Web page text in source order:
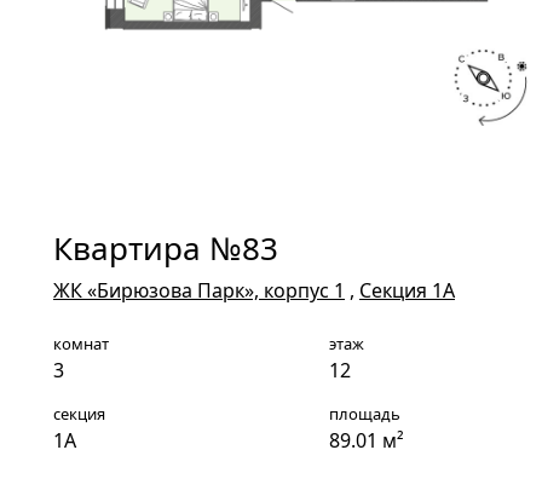
Квартира №83
ЖК «Бирюзова Парк», корпус 1 , Секция 1А
комнат
3
этаж
12
секция
1А
площадь
89.01 м²